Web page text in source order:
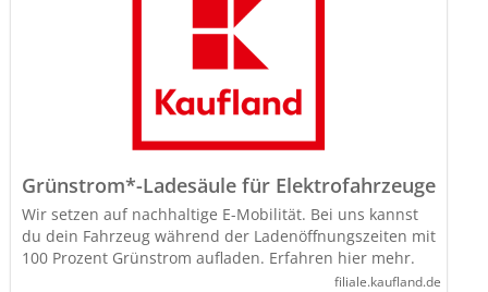
Grünstrom*-Ladesäule für Elektrofahrzeuge
Wir setzen auf nachhaltige E-Mobilität. Bei uns kannst
du dein Fahrzeug während der Ladenöffnungszeiten mit
100 Prozent Grünstrom aufladen. Erfahren hier mehr.
filiale.kaufland.de